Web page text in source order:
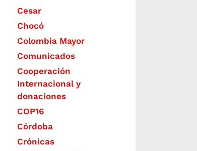
Cesar
Chocó
Colombia Mayor
Comunicados
Cooperación
Internacional y
donaciones
COP16
Córdoba
Crónicas